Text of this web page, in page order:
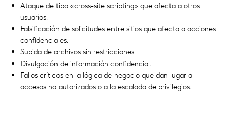
Ataque de tipo «cross-site scripting» que afecta a otros
usuarios.
Falsificación de solicitudes entre sitios que afecta a acciones
confidenciales.
Subida de archivos sin restricciones.
Divulgación de información confidencial.
Fallos críticos en la lógica de negocio que dan lugar a
accesos no autorizados o a la escalada de privilegios.